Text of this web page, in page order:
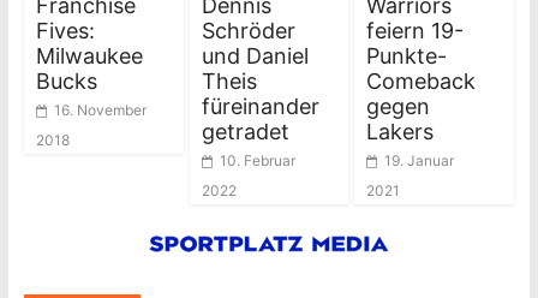
Franchise
Fives:
Milwaukee
Bucks
16. November
2018
Dennis
Schröder
und Daniel
Theis
füreinander
getradet
10. Februar
2022
Warriors
feiern 19-
Punkte-
Comeback
gegen
Lakers
19. Januar
2021